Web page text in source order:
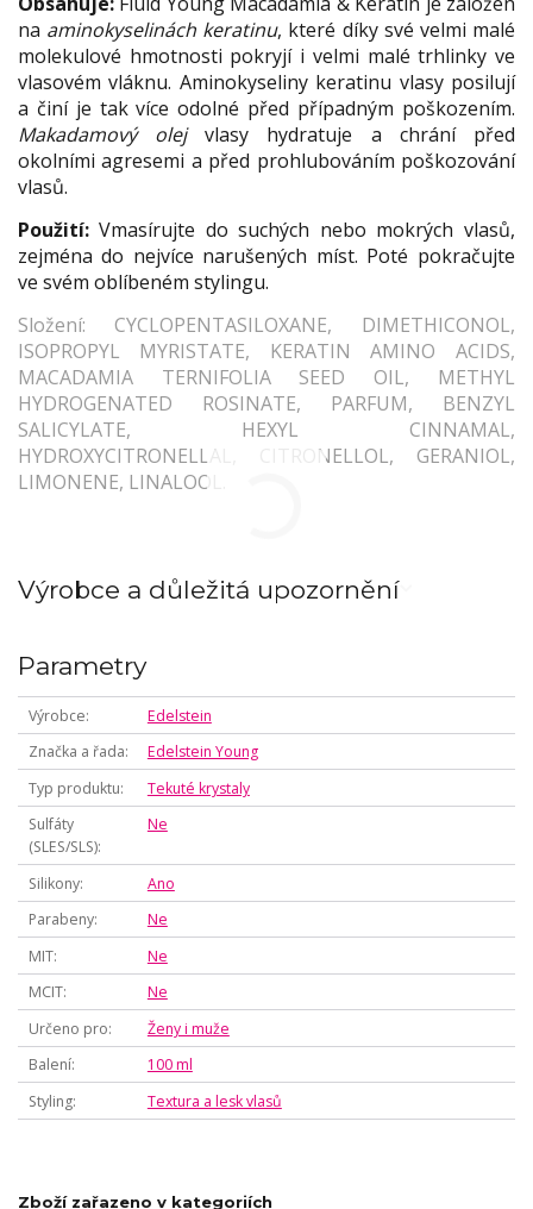
na aminokyselinách keratinu, které díky své velmi malé
molekulové hmotnosti pokryjí i velmi malé trhlinky ve
vlasovém vláknu. Aminokyseliny keratinu vlasy posilují
a činí je tak více odolné před případným poškozením.
Makadamový olejvlasy hydratuje a chrání před
okolními agresemi a před prohlubováním poškozování
vlasů.
Použití: Vmasírujte do suchých nebo mokrých vlasů,
zejména do nejvíce narušených míst. Poté pokračujte
ve svém oblíbeném stylingu.
Složení: CYCLOPENTASILOXANE, DIMETHICONOL,
ISOPROPYL MYRISTATE, KERATIN AMINO ACIDS,
MACADAMIA TERNIFOLIA SEED OIL, METHYL
HYDROGENATED ROSINATE, PARFUM, BENZYL
SALICYLATE, HEXYL CINNAMAL,
HYDROXYCITRONELLAL, CITRONELLOL, GERANIOL,
LIMONENE, LINALOOL.
Výrobce a důležitá upozornění
Parametry
Výrobce
Edelstein
Značka a řada
Edelstein Young
Typ produktu
Tekuté krystaly
Sulfáty
(SLES/SLS)
Ne
Silikony
Ano
Parabeny
Ne
MIT
Ne
MCIT
Ne
Určeno pro
Ženy i muže
Balení
100 ml
Styling
Textura a lesk vlasů
Zboží zařazeno v kategoriích